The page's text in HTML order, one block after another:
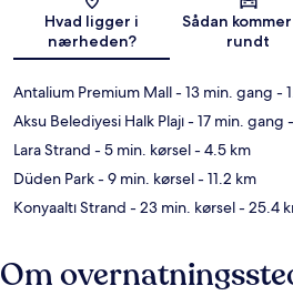
Hvad ligger i
nærheden?
Sådan
rundt
Antalium Premium Mall- 13 min. gang -
Aksu Belediyesi Halk Plajı- 17 min. gang
Lara Strand - 5 min. kørsel- 4.5 km
Düden Park- 9 min. kørsel- 11.2 km
Konyaaltı Strand - 23 min. kørsel- 25.4
Om